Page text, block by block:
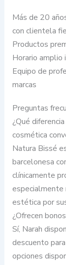
Más de 20
con clientela
Productos
Horario amplio
Equipo de
marcas
Preguntas
¿Qué
cosmética
Natura Bissé
barcelonesa
clínicamente
especialmente
estética por
¿Ofrecen
Sí, Narah
descuento
opciones